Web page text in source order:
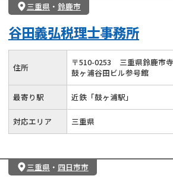
三重県 ・ 鈴鹿市
谷田義弘税理士事務所
住所 〒510-0253
三重県鈴鹿市
鼓ヶ浦谷田ビル参号館
最寄り駅 近鉄「鼓ヶ浦駅」
対応エリア 三重県
三重県 ・ 四日市市